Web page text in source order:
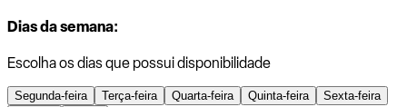
Dias da semana:
Escolha os dias que possui disponibilidade
Segunda-feira Terça-feira Quarta-feira Quinta-feira
Sexta-feira